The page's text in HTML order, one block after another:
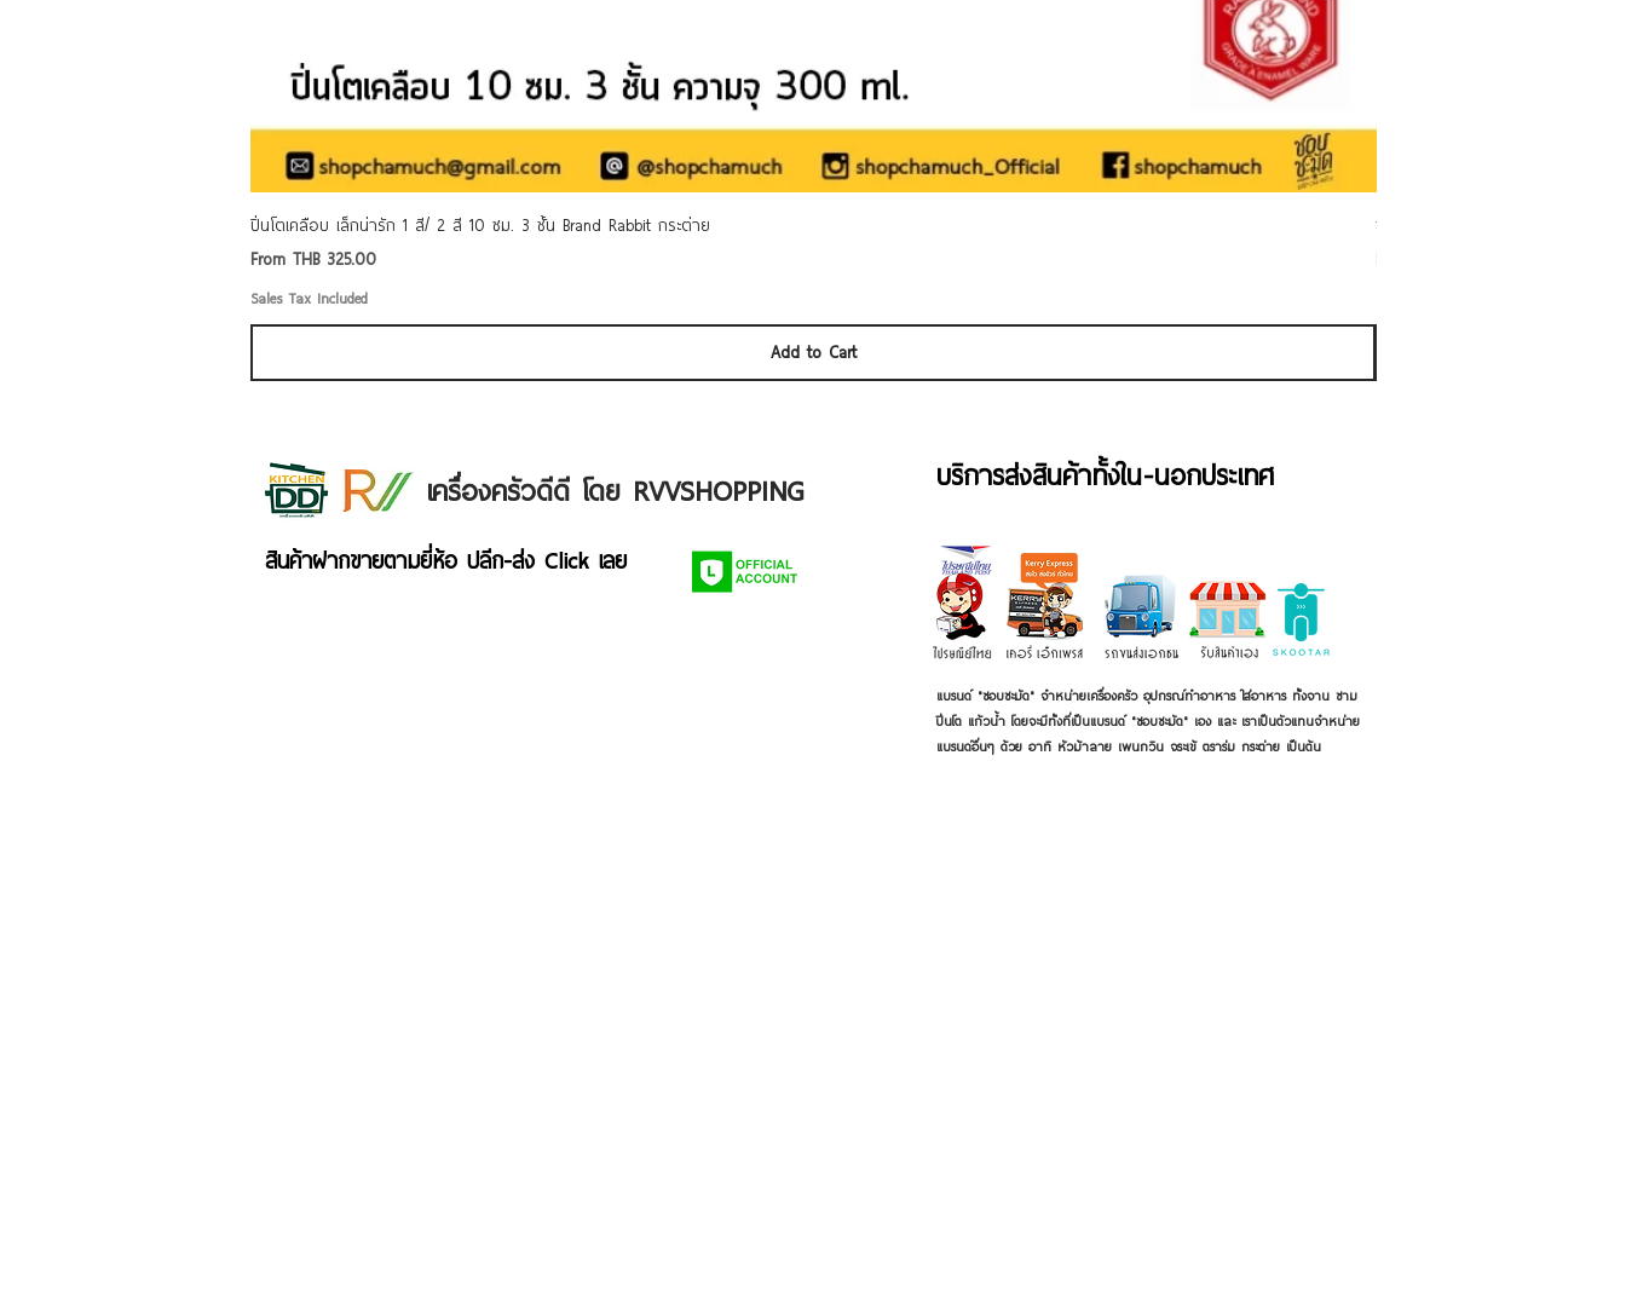
ปิ่นโตเคลือบ เล็กน่ารัก 1 สี/ 2 สี 10 ซม. 3 ชั้น Brand Rabbit กระต่าย
From THB 325.00
Sale Price
Sales Tax Included
Add to Cart
ชามเคลือบ Enamel Food grade ล
เครื่องครัวดีดี โดย RVVSHOPPING
สินค้าฝากขายตามยี่ห้อ ปลีก-ส่ง Click เลย
บริการส่งสินค้าทั้งใน-นอกประเทศ
แบรนด์ "ชอบชะมัด" จำหน่ายเครื่องครัว อุปกรณ์ทำอาหาร ใส่อาหาร ทั้งจาน ชาม
ปิ่นโต แก้วน้ำ โดยจะมีทั้งที่เป็นแบรนด์ "ชอบชะมัด" เอง และ เราเป็นตัวแทนจำหน่าย
แบรนด์อื่นๆ ด้วย อาทิ หัวม้าลาย เพนกวิน จระเข้ ตราร่ม กระต่าย เป็นต้น